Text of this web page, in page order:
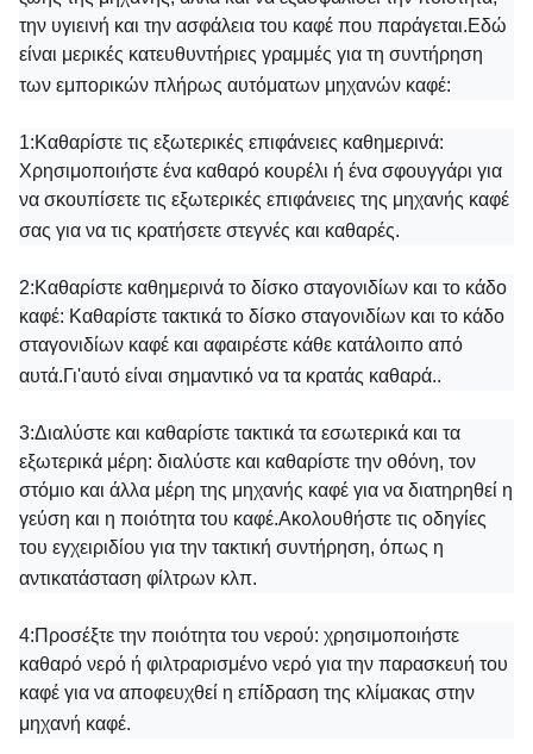
την υγιεινή και την ασφάλεια του καφέ που παράγεται.Εδώ
είναι μερικές κατευθυντήριες γραμμές για τη συντήρηση
των εμπορικών πλήρως αυτόματων μηχανών καφέ:
1:Καθαρίστε τις εξωτερικές επιφάνειες καθημερινά:
Χρησιμοποιήστε ένα καθαρό κουρέλι ή ένα σφουγγάρι για
να σκουπίσετε τις εξωτερικές επιφάνειες της μηχανής καφέ
σας για να τις κρατήσετε στεγνές και καθαρές.
2:Καθαρίστε καθημερινά το δίσκο σταγονιδίων και το κάδο
καφέ: Καθαρίστε τακτικά το δίσκο σταγονιδίων και το κάδο
σταγονιδίων καφέ και αφαιρέστε κάθε κατάλοιπο από
αυτά.Γι'αυτό είναι σημαντικό να τα κρατάς καθαρά..
3:Διαλύστε και καθαρίστε τακτικά τα εσωτερικά και τα
εξωτερικά μέρη: διαλύστε και καθαρίστε την οθόνη, τον
στόμιο και άλλα μέρη της μηχανής καφέ για να διατηρηθεί η
γεύση και η ποιότητα του καφέ.Ακολουθήστε τις οδηγίες
του εγχειριδίου για την τακτική συντήρηση, όπως η
αντικατάσταση φίλτρων κλπ.
4:Προσέξτε την ποιότητα του νερού: χρησιμοποιήστε
καθαρό νερό ή φιλτραρισμένο νερό για την παρασκευή του
καφέ για να αποφευχθεί η επίδραση της κλίμακας στην
μηχανή καφέ.